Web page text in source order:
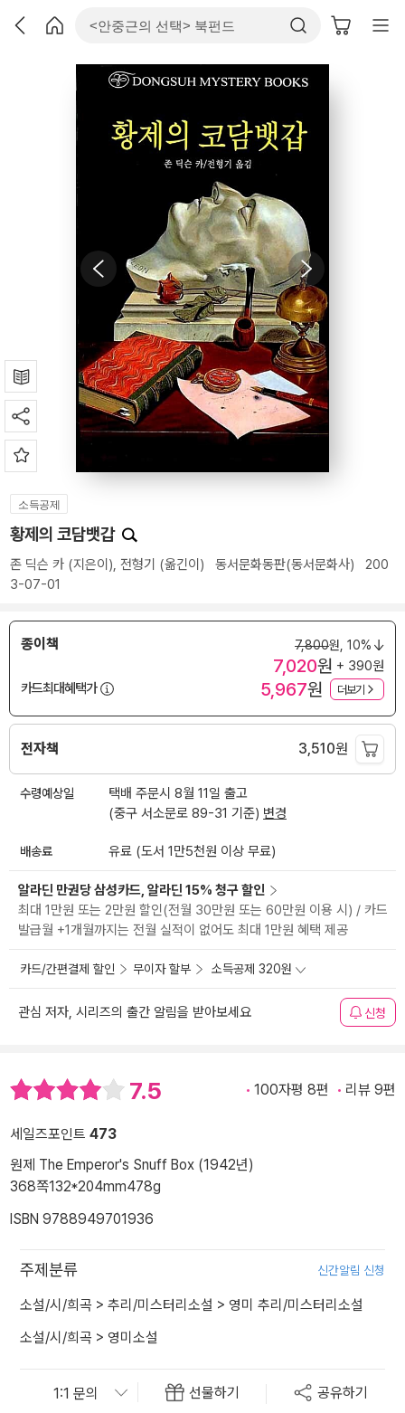
소득공제
황제의 코담뱃갑
존 딕슨 카 (지은이), 전형기 (옮긴이) 동서문화동판(동서문화사) 200
3-07-01
종이책 7,800원, 10%
7,020원 + 390원
카드최대혜택가
5,967원 더보기
전자책 3,510원
수령예상일
택배 주문시 8월 11일 출고
(중구 서소문로 89-31 기준) 변경
배송료 유료 (도서 1만5천원 이상 무료)
알라딘 만권당 삼성카드, 알라딘 15% 청구 할인
최대 1만원 또는 2만원 할인(전월 30만원 또는 60만원 이용 시) / 카드
발급월 +1개월까지는 전월 실적이 없어도 최대 1만원 혜택 제공
카드/간편결제 할인 무이자 할부 소득공제 320원
관심 저자, 시리즈의 출간 알림을 받아보세요 신청
7.5 100자평 8편 리뷰 9편
세일즈포인트 473
원제 The Emperor's Snuff Box (1942년)
368쪽132*204mm478g
ISBN 9788949701936
주제분류 신간알림 신청
소설/시/희곡 > 추리/미스터리소설 > 영미 추리/미스터리소설
소설/시/희곡 > 영미소설
선물하기 공유하기